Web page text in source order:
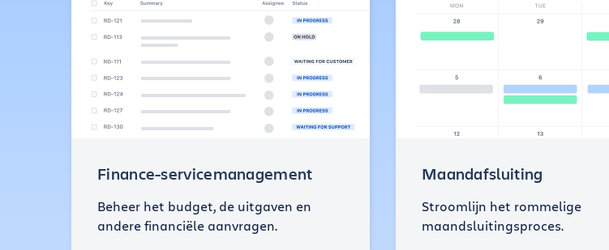
Finance-servicemanagement
Beheer het budget, de uitgaven en
andere financiële aanvragen.
Maandafsluiting
Stroomlijn het rommelige
maandsluitingsproces.